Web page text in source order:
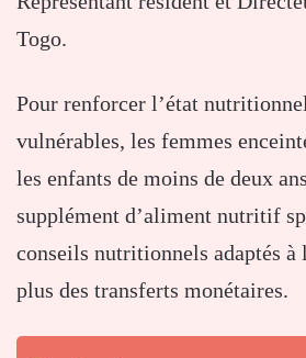
Togo.
Pour renforcer l’état
vulnérables, les femmes
les enfants de moins de deux
supplément d’aliment nutritif
conseils nutritionnels adaptés à
plus des transferts monétaires.